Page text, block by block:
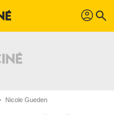
profil search
Nicole Gueden